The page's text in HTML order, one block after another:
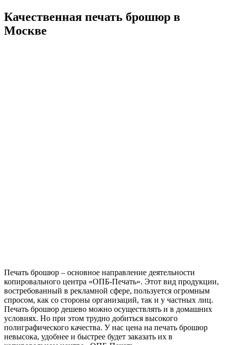
Качественная печать брошюр в
Москве
Печать брошюр – основное направление деятельности
копировального центра «ОПБ-Печать». Этот вид продукции,
востребованный в рекламной сфере, пользуется огромным
спросом, как со стороны организаций, так и у частных лиц.
Печать брошюр дешево можно осуществлять и в домашних
условиях. Но при этом трудно добиться высокого
полиграфического качества. У нас цена на печать брошюр
невысока, удобнее и быстрее будет заказать их в